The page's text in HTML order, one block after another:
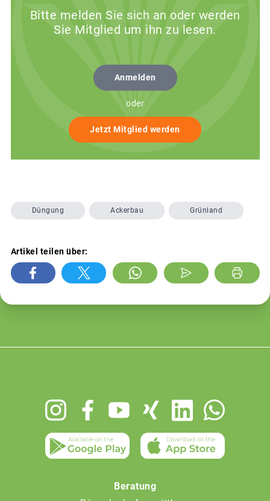
Bitte melden Sie sich an oder werden
Sie Mitglied um ihn zu lesen.
Anmelden
oder
Jetzt Mitglied werden
Düngung Ackerbau Grünland
Artikel teilen über:
Beratung